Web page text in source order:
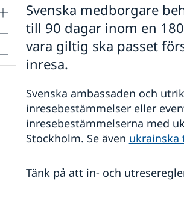
Svenska medborgare
till 90 dagar inom en
vara giltig ska passet
inresa.
Svenska ambassaden och
inresebestämmelser eller
inresebestämmelserna med
Stockholm. Se även ukrainska
Tänk på att in- och